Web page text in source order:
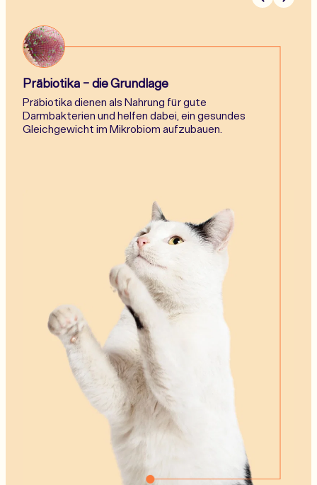
Präbiotika - die Grundlage
Präbiotika dienen als Nahrung für gute
Darmbakterien und helfen dabei, ein gesundes
Gleichgewicht im Mikrobiom aufzubauen.